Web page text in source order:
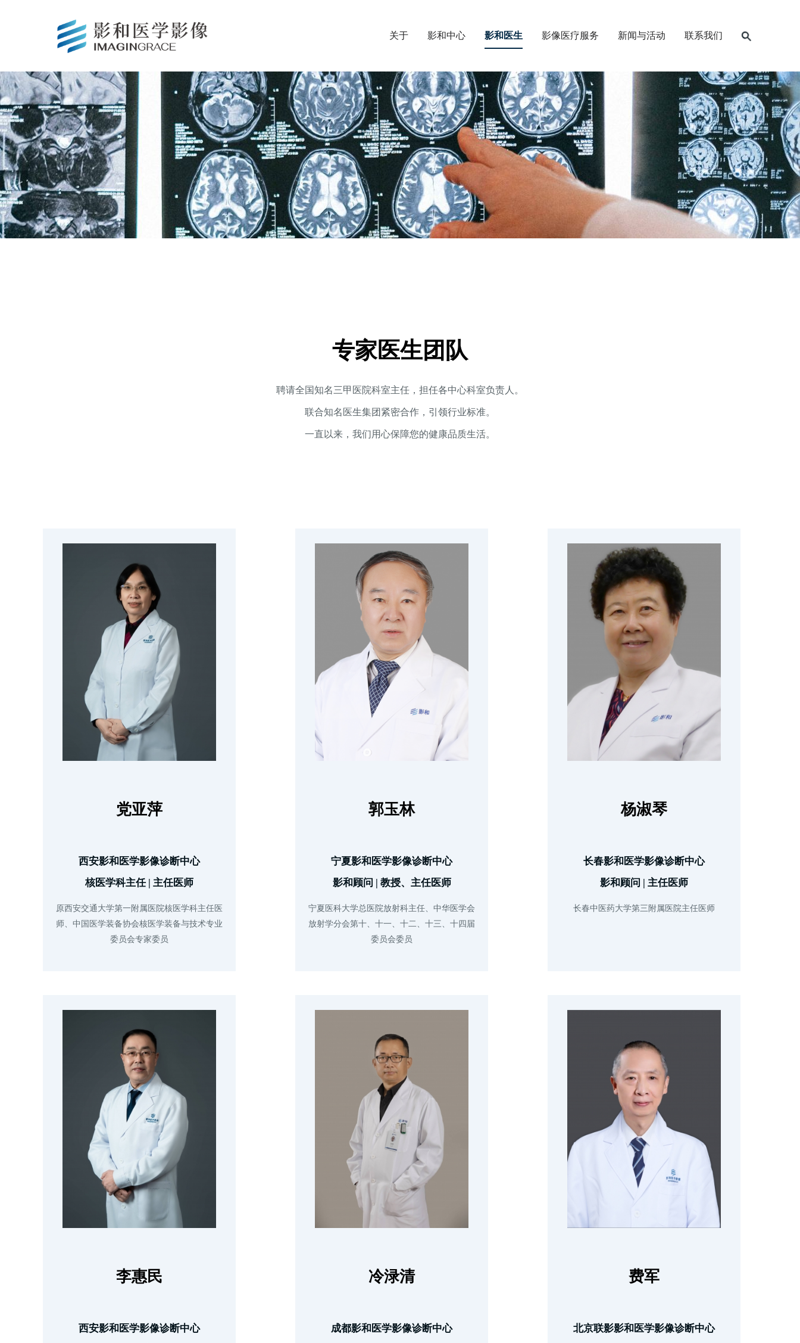
×
关于 影和中心 影和医生 影像医疗服务 新闻与活动 联系我们
专家医生团队
聘请全国知名三甲医院科室主任，担任各中心科室负责人。
联合知名医生集团紧密合作，引领行业标准。
一直以来，我们用心保障您的健康品质生活。
党亚萍
西安影和医学影像诊断中心
核医学科主任 | 主任医师
原西安交通大学第一附属医院核医学科主任医
师、中国医学装备协会核医学装备与技术专业
郭玉林
宁夏影和医学影像诊断中心
影和顾问 | 教授、主任医师
宁夏医科大学总医院放射科主任、中华医学会
放射学分会第十、十一、十二、十三、十四届
委员会委员
杨淑琴
长春影和医学影像诊断中心
影和顾问 | 主任医师
长春中医药大学第三附属医院主任医师
李惠民
西安影和医学影像诊断中心
冷渌清
成都影和医学影像诊断中心
费军
北京联影影和医学影像诊断中心